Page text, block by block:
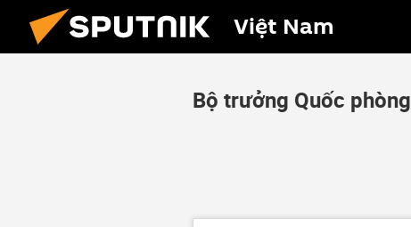
Việt Nam
Bộ trưởng Quốc phòng